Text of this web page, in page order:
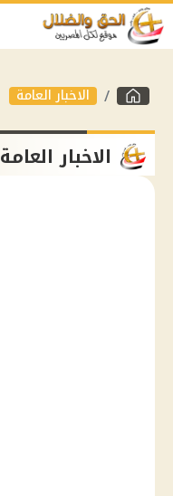
الاخبار العامة
الاخبار العامة